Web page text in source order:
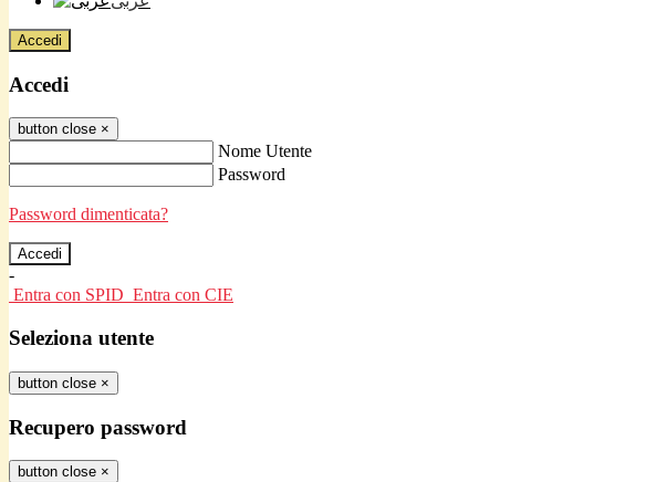
Accedi
Accedi
button close ×
Nome Utente
Password
Password dimenticata?
-
Entra con SPID Entra con CIE
Seleziona utente
button close ×
Recupero password
button close ×